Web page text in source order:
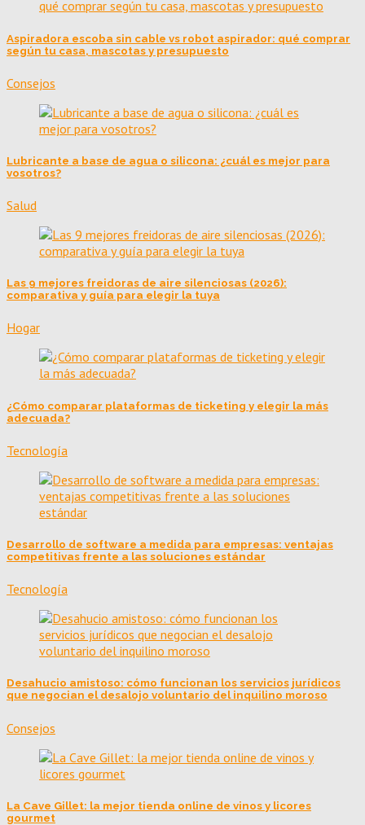
Aspiradora escoba sin cable vs robot aspirador: qué comprar
según tu casa, mascotas y presupuesto
Consejos
Lubricante a base de agua o silicona: ¿cuál es mejor para
vosotros?
Salud
Las 9 mejores freidoras de aire silenciosas (2026):
comparativa y guía para elegir la tuya
Hogar
¿Cómo comparar plataformas de ticketing y elegir la más
adecuada?
Tecnología
Desarrollo de software a medida para empresas: ventajas
competitivas frente a las soluciones estándar
Tecnología
Desahucio amistoso: cómo funcionan los servicios jurídicos
que negocian el desalojo voluntario del inquilino moroso
Consejos
La Cave Gillet: la mejor tienda online de vinos y licores
gourmet